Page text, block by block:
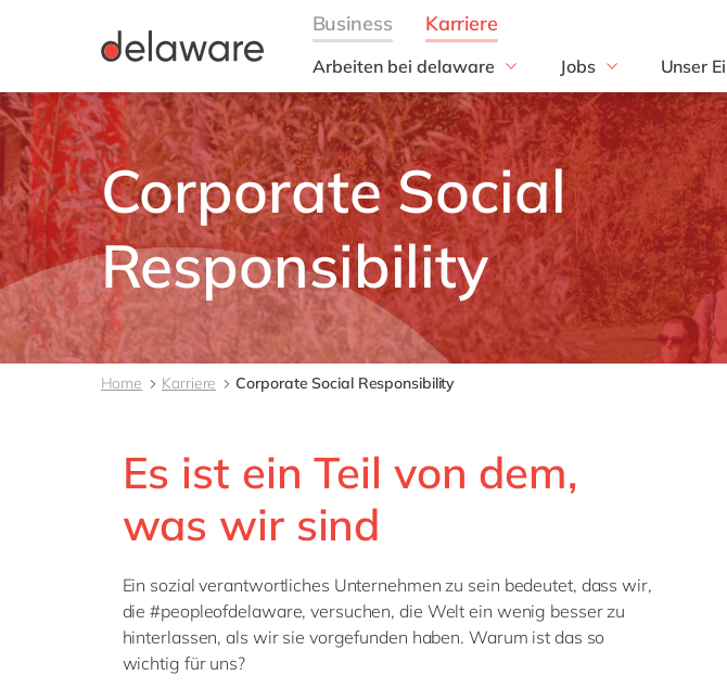
Arbeiten bei delaware
Mitarbeiterstories
Werte
Kultur
Benefits
CSR
Jobs
Alle offenen Stellen
Duales Studium
Unser
Corporate Social
Responsibility
Home Karriere Corporate Social Responsibility
Es ist ein Teil von dem,
was wir sind
Ein sozial verantwortliches Unternehmen zu sein bedeutet, dass wir,
die #peopleofdelaware, versuchen, die Welt ein wenig besser zu
hinterlassen, als wir sie vorgefunden haben. Warum ist das so
wichtig für uns?